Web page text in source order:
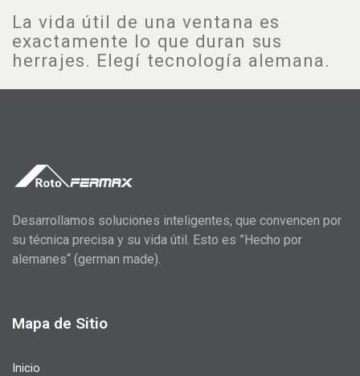
La vida útil de una ventana es
exactamente lo que duran sus
herrajes. Elegí tecnología alemana.
Desarrollamos soluciones inteligentes, que convencen por
su técnica precisa y su vida útil. Esto es ”Hecho por
alemanes“ (german made).
Mapa de Sitio
Inicio